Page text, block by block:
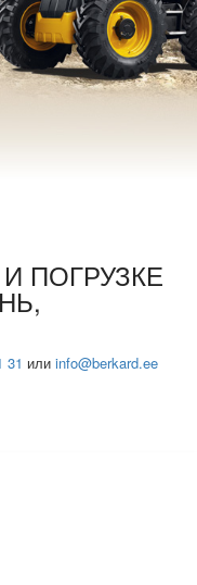
ПОГРУЗКЕ
31 или info@berkard.ee